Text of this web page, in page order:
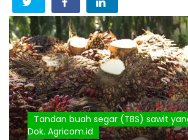
Tandan buah segar (TBS) sawit
Dok. Agricom.id